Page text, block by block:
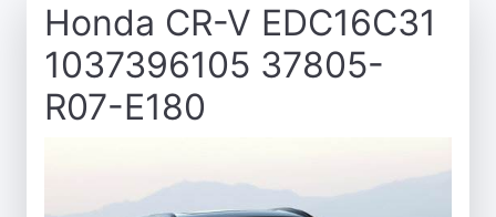
Honda CR-V EDC16C31
1037396105 37805-
R07-E180